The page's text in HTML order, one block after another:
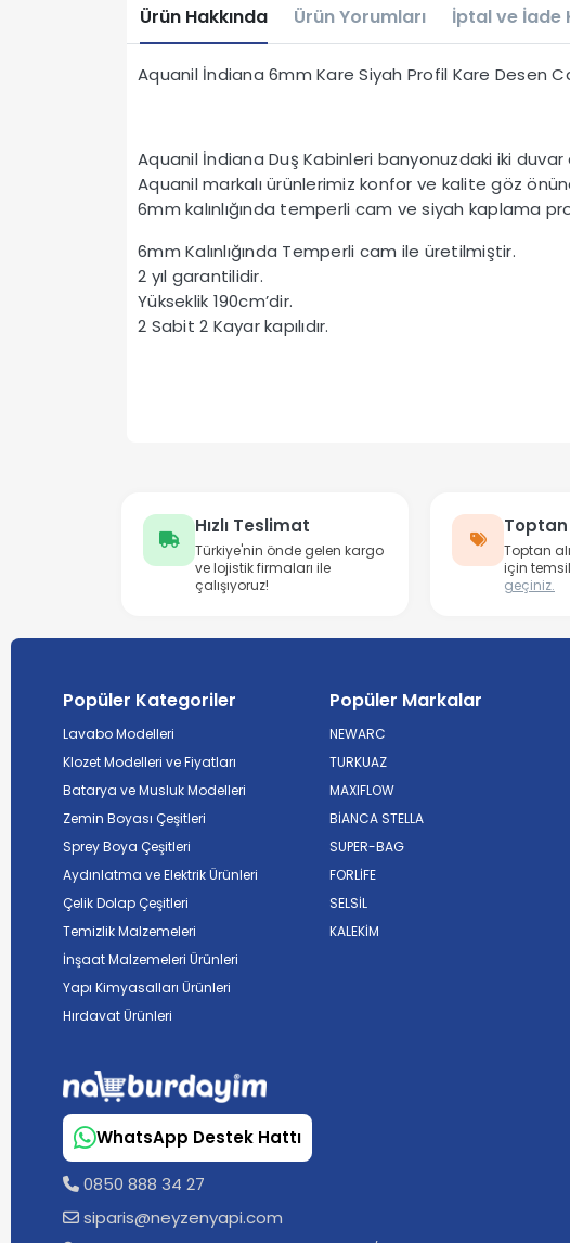
Ürün Hakkında Ürün Yorumları İptal ve İade
Aquanil İndiana 6mm Kare Siyah Profil Kare Desen
Aquanil İndiana Duş Kabinleri banyonuzdaki iki
Aquanil markalı ürünlerimiz konfor ve kalite göz
6mm kalınlığında temperli cam ve siyah kaplama
6mm Kalınlığında Temperli cam ile üretilmiştir.
2 yıl garantilidir.
Yükseklik 190cm’dir.
2 Sabit 2 Kayar kapılıdır.
Hızlı Teslimat
Türkiye'nin önde gelen kargo
ve lojistik firmaları ile
çalışıyoruz!
Toptan
Toptan
için
geçiniz.
Popüler Kategoriler
Lavabo Modelleri
Klozet Modelleri ve Fiyatları
Batarya ve Musluk Modelleri
Zemin Boyası Çeşitleri
Sprey Boya Çeşitleri
Aydınlatma ve Elektrik Ürünleri
Çelik Dolap Çeşitleri
Temizlik Malzemeleri
İnşaat Malzemeleri Ürünleri
Yapı Kimyasalları Ürünleri
Hırdavat Ürünleri
Popüler Markalar
NEWARC
TURKUAZ
MAXIFLOW
BİANCA STELLA
SUPER-BAG
FORLİFE
SELSİL
KALEKİM
WhatsApp Destek Hattı
0850 888 34 27
siparis@neyzenyapi.com